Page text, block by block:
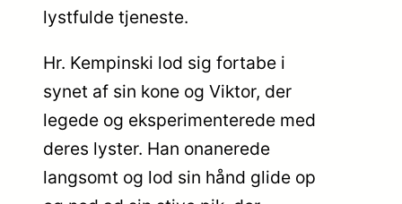
lystfulde tjeneste.
Hr. Kempinski lod sig fortabe i
synet af sin kone og Viktor, der
legede og eksperimenterede med
deres lyster. Han onanerede
langsomt og lod sin hånd glide op